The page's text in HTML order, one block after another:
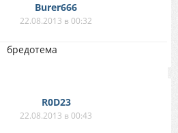
Burer666
22.08.2013 в 00:32
бредотема
R0D23
22.08.2013 в 00:43